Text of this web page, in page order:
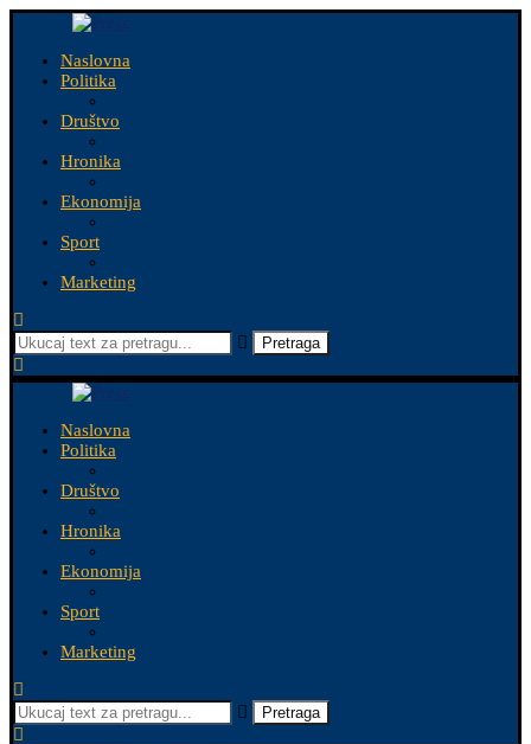
Naslovna
Politika
Društvo
Hronika
Ekonomija
Sport
Marketing
Pretraga
Naslovna
Politika
Društvo
Hronika
Ekonomija
Sport
Marketing
Pretraga